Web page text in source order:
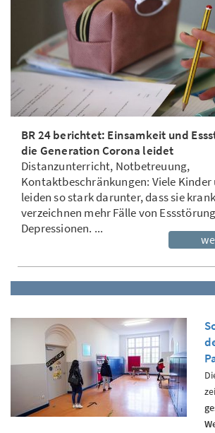
BR 24 berichtet: Einsamkeit und
die Generation Corona leidet
Distanzunterricht, Notbetreuung,
Kontaktbeschränkungen: Viele
leiden so stark darunter, dass sie
verzeichnen mehr Fälle von
Depressionen. ...